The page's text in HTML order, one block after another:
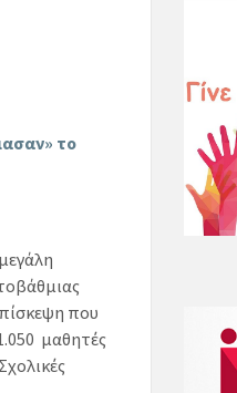
το
που
μαθητές